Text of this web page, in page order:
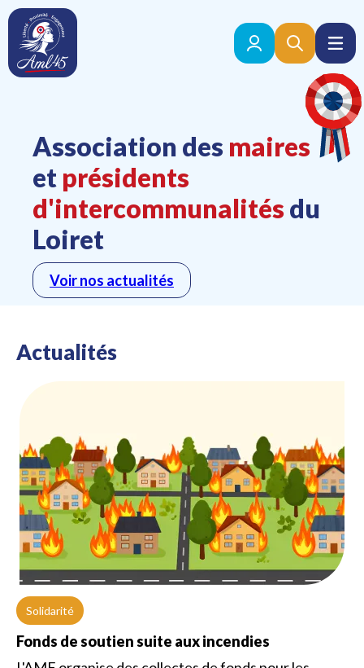
Association des maires
et présidents
d'intercommunalités du
Loiret
Voir nos actualités
Actualités
Solidarité
Fonds de soutien suite aux incendies